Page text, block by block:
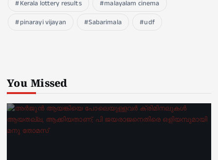
Kerala lottery results
malayalam cinema
pinarayi vijayan
Sabarimala udf
You Missed